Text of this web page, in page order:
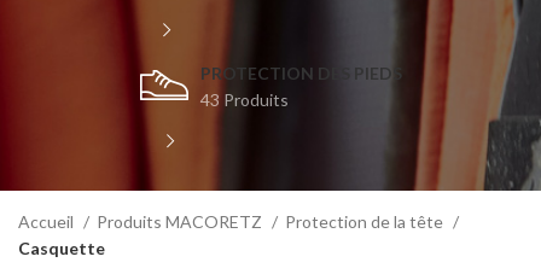
PROTECTION DES PIEDS
43 Produits
Accueil Produits MACORETZ
Protection de la tête
Casquette